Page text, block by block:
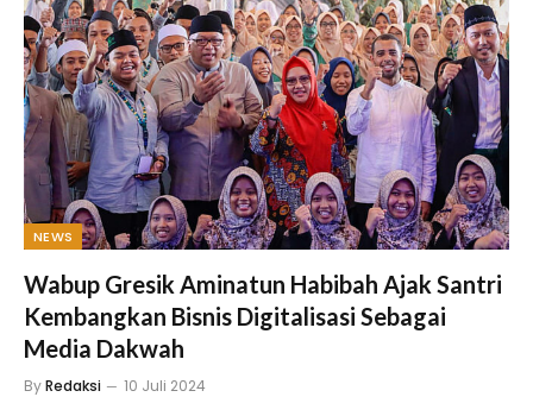
NEWS
Wabup Gresik Aminatun Habibah Ajak Santri
Kembangkan Bisnis Digitalisasi Sebagai
Media Dakwah
ByRedaksi 10 Juli 2024